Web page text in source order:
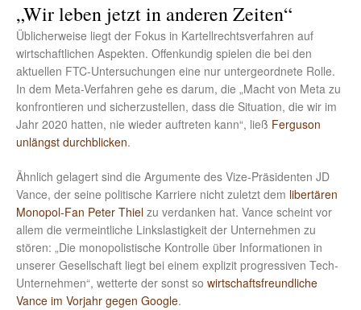
„Wir leben jetzt in anderen Zeiten“
Üblicherweise liegt der Fokus in Kartellrechtsverfahren auf
wirtschaftlichen Aspekten. Offenkundig spielen die bei den
aktuellen FTC-Untersuchungen eine nur untergeordnete Rolle.
In dem Meta-Verfahren gehe es darum, die „Macht von Meta zu
konfrontieren und sicherzustellen, dass die Situation, die wir im
Jahr 2020 hatten, nie wieder auftreten kann“, ließ Ferguson
unlängst durchblicken.
Ähnlich gelagert sind die Argumente des Vize-Präsidenten JD
Vance, der seine politische Karriere nicht zuletzt dem libertären
Monopol-Fan Peter Thiel zu verdanken hat. Vance scheint vor
allem die vermeintliche Linkslastigkeit der Unternehmen zu
stören: „Die monopolistische Kontrolle über Informationen in
unserer Gesellschaft liegt bei einem explizit progressiven Tech-
Unternehmen“, wetterte der sonst so wirtschaftsfreundliche
Vance im Vorjahr gegen Google.